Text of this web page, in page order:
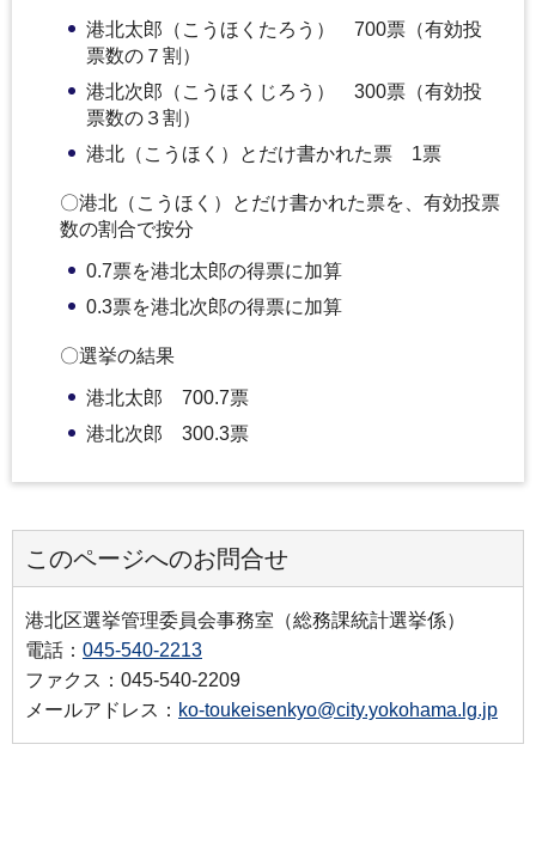
港北太郎（こうほくたろう） 700票（有効投
票数の７割）
港北次郎（こうほくじろう） 300票（有効投
票数の３割）
港北（こうほく）とだけ書かれた票 1票
〇港北（こうほく）とだけ書かれた票を、有効投票
数の割合で按分
0.7票を港北太郎の得票に加算
0.3票を港北次郎の得票に加算
〇選挙の結果
港北太郎 700.7票
港北次郎 300.3票
このページへのお問合せ
港北区選挙管理委員会事務室（総務課統計選挙係）
電話： 045-540-2213
ファクス：045-540-2209
メールアドレス： ko-toukeisenkyo@city.yokohama.lg.jp